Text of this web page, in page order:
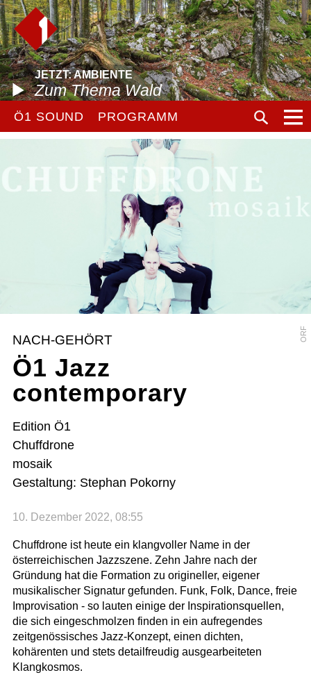
JETZT: AMBIENTE
Zum Thema Wald
Ö1 SOUND PROGRAMM
ORF
NACH-GEHÖRT
Ö1 Jazz
contemporary
Edition Ö1
Chuffdrone
mosaik
Gestaltung: Stephan Pokorny
10. Dezember 2022, 08:55
Chuffdrone ist heute ein klangvoller Name in der
österreichischen Jazzszene. Zehn Jahre nach der
Gründung hat die Formation zu origineller, eigener
musikalischer Signatur gefunden. Funk, Folk, Dance, freie
Improvisation - so lauten einige der Inspirationsquellen,
die sich eingeschmolzen finden in ein aufregendes
zeitgenössisches Jazz-Konzept, einen dichten,
kohärenten und stets detailfreudig ausgearbeiteten
Klangkosmos.